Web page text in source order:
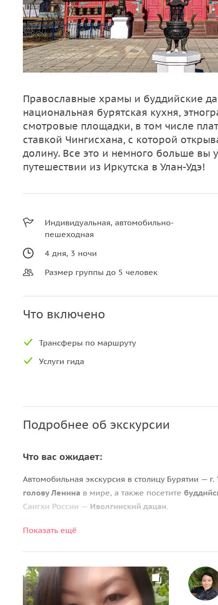
Православные храмы и буддийские
национальная бурятская кухня,
смотровые площадки, в том числе
ставкой Чингисхана, с которой
долину. Все это и немного больше вы
путешествии из Иркутска в Улан-Удэ!
Индивидуальная, автомобильно-
пешеходная
4 дня, 3 ночи
Размер группы до 5 человек
Что включено
Трансферы по маршруту
Услуги гида
Подробнее об экскурсии
Что вас ожидает:
Автомобильная экскурсия в столицу Бурятии —
голову Ленина в мире, а также посетите
Сангхи России — Иволгинский дацан.
Мы заедем на
08:00 — Выезд из Иркутска. По дороге заезжаем
интерактивный Музей Байкала, осматриваем
Показать ещё